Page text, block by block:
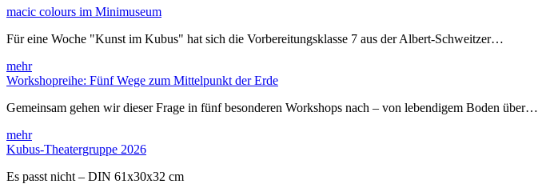
macic colours im Minimuseum
Für eine Woche "Kunst im Kubus" hat sich die Vorbereitungsklasse 7 aus der Albert-Schweitzer…
mehr
Workshopreihe: Fünf Wege zum Mittelpunkt der Erde
Gemeinsam gehen wir dieser Frage in fünf besonderen Workshops nach – von lebendigem Boden über…
mehr
Kubus-Theatergruppe 2026
Es passt nicht – DIN 61x30x32 cm